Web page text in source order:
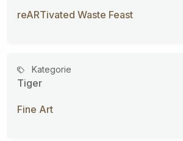
reARTivated Waste Feast
Kategorie
Tiger
Fine Art